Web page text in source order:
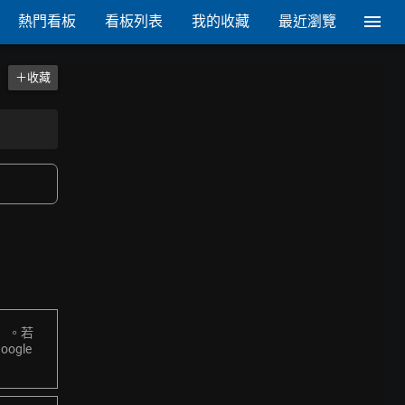
熱門看板 看板列表 我的收藏 最近瀏覽
＋收藏
。若